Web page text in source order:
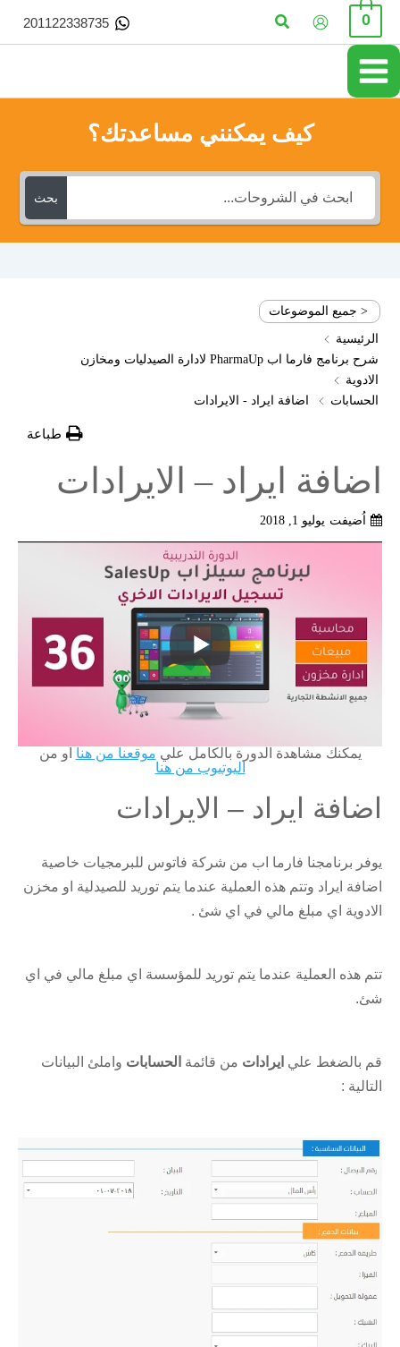
0 البحث 201122338735
كيف يمكنني مساعدتك؟
بحث
< جميع الموضوعات
الرئيسية
شرح برنامج فارما اب PharmaUp لادارة الصيدليات ومخازن
الادوية
الحسابات
اضافة ايراد - الايرادات
طباعة
اضافة ايراد – الايرادات
اُضيفت يوليو 1, 2018
يمكنك مشاهدة الدورة بالكامل علي موقعنا من هنا او من
اليوتيوب من هنا
اضافة ايراد – الايرادات
يوفر برنامجنا فارما اب من شركة فاتوس للبرمجيات خاصية
اضافة ايراد وتتم هذه العملية عندما يتم توريد للصيدلية او مخزن
الادوية اي مبلغ مالي في اي شئ .
تتم هذه العملية عندما يتم توريد للمؤسسة اي مبلغ مالي في اي
شئ.
قم بالضغط علي ايرادات من قائمة الحسابات واملئ البيانات
التالية :